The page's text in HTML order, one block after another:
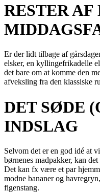
RESTER
Er der lidt tilbage af
elsker, en kyllingefrikadelle
det bare om at komme den
afveksling fra den klassiske
DET SØDE
INDSLAG
Selvom det er en god idé at
børnenes madpakker, kan
Det kan fx være et par
modne bananer og
figenstang.